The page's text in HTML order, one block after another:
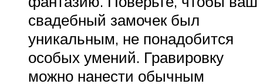
свадебный замочек был
уникальным, не понадобится
особых умений. Гравировку
можно нанести обычным